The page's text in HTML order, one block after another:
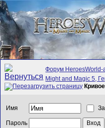
Форум HeroesWorld-
Might and Magic 5,
Имя
Пароль